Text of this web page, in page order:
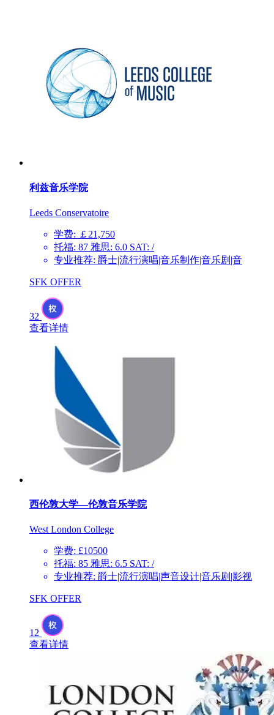
利兹音乐学院
Leeds Conservatoire
学费: ￡21,750
托福: 87 雅思: 6.0 SAT: /
专业推荐: 爵士|流行演唱|音乐制作|音乐剧|音
SFK OFFER
32
查看详情
西伦敦大学—伦敦音乐学院
West London College
学费: £10500
托福: 85 雅思: 6.5 SAT: /
专业推荐: 爵士|流行演唱|声音设计|音乐剧|影视
SFK OFFER
12
查看详情